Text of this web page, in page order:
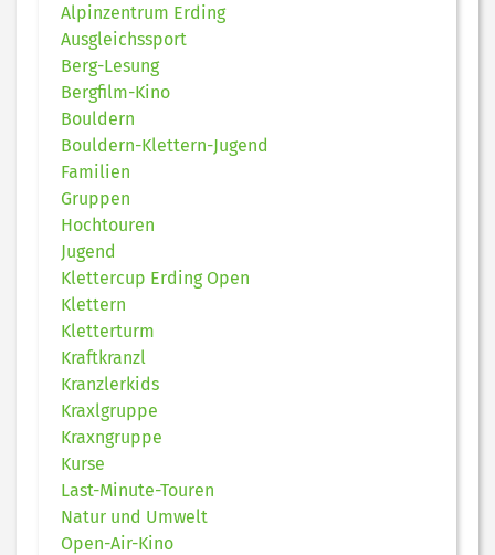
Alpinzentrum Erding
Ausgleichssport
Berg-Lesung
Bergfilm-Kino
Bouldern
Bouldern-Klettern-Jugend
Familien
Gruppen
Hochtouren
Jugend
Klettercup Erding Open
Klettern
Kletterturm
Kraftkranzl
Kranzlerkids
Kraxlgruppe
Kraxngruppe
Kurse
Last-Minute-Touren
Natur und Umwelt
Open-Air-Kino